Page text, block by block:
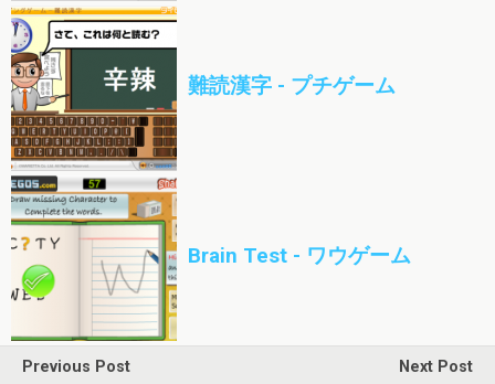
難読漢字 - プチゲーム
Brain Test - ワウゲーム
Previous Post
Next Post